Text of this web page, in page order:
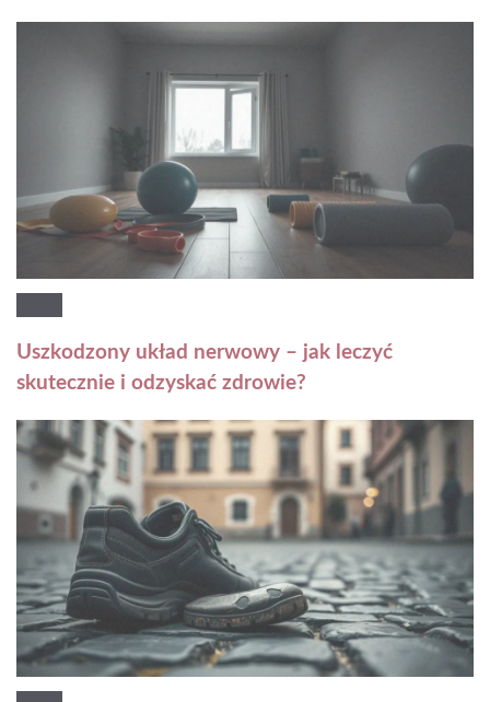
Uszkodzony układ nerwowy – jak leczyć
skutecznie i odzyskać zdrowie?